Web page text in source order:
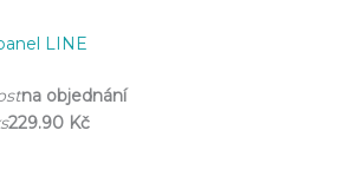
LINE
na objednání
229.90 Kč